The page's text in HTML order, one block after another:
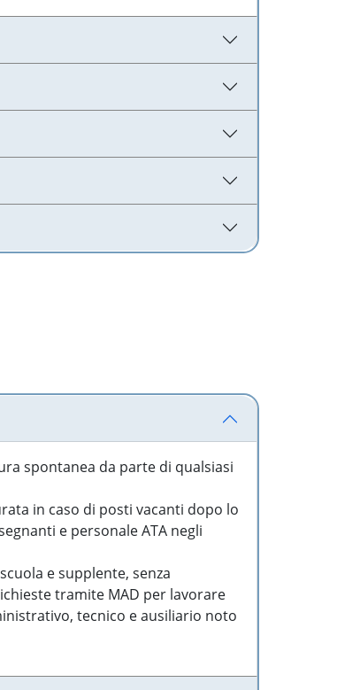
spontanea da parte di qualsiasi
in caso di posti vacanti dopo lo
e personale ATA negli
e supplente, senza
tramite MAD per lavorare
tecnico e ausiliario noto